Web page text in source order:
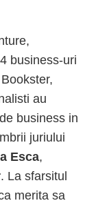
business-uri
au
business in
juriului
Esca,
. La sfarsitul
merita sa